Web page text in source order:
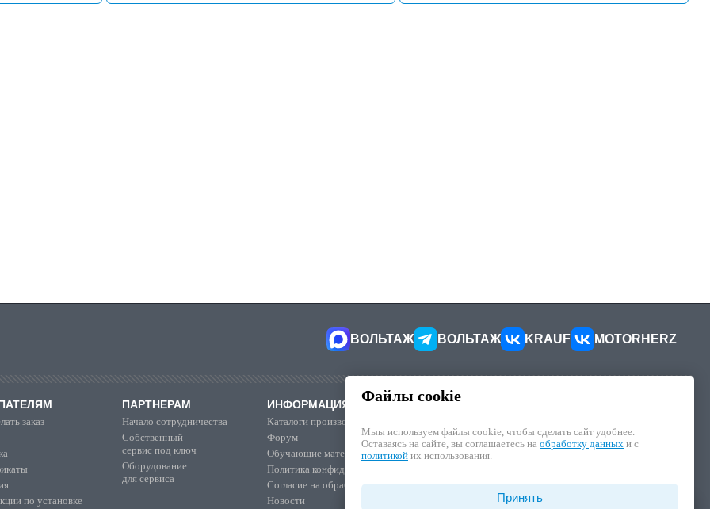
ВОЛЬТАЖ ВОЛЬТАЖ KRAUF MOTORHERZ
заказ
по установке
ПАРТНЕРАМ
Начало сотрудничества
Собственный
сервис под ключ
Оборудование
для сервиса
ИНФОРМАЦИЯ
Каталоги производителей
Форум
Обучающие материалы
Политика конфиденциальности
Согласие на обработку ПД
Новости
КОНТАКТЫ
Как связаться
Наши реквизиты
Файлы cookie
Мыы используем файлы cookie, чтобы cделать сайт удобнее.
Оставаясь на сайте, вы соглашаетесь на обработку данных и с
политикой их использования.